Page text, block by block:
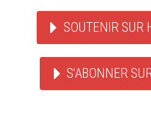
SOUTENIR SUR
S'ABONNER